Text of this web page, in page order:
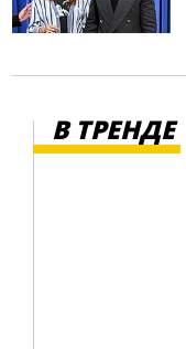
В ТРЕНДЕ